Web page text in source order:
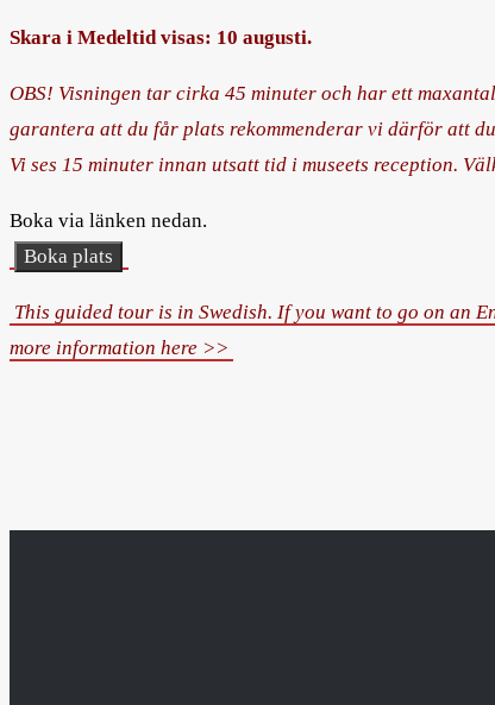
Skara i Medeltid visas: 10 augusti.
OBS! Visningen tar cirka 45 minuter och har ett
garantera att du får plats rekommenderar vi därför att
Vi ses 15 minuter innan utsatt tid i museets reception.
Boka via länken nedan.
Boka plats
This guided tour is in Swedish. If you want to go on an
more information here >>